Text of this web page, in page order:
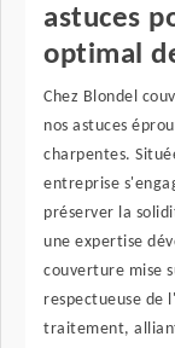
astuces
optimal
Chez Blondel
nos astuces
charpentes.
entreprise
préserver la
une expertise
couverture mise
respectueuse de
traitement,